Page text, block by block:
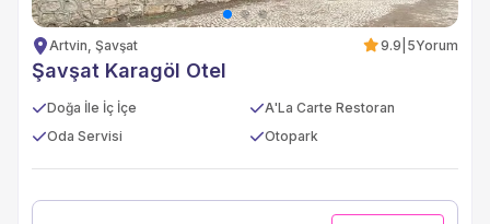
Artvin, Şavşat 9.9 5Yorum
Şavşat Karagöl Otel
Doğa İle İç İçe
A'La Carte Restoran
Oda Servisi
Otopark